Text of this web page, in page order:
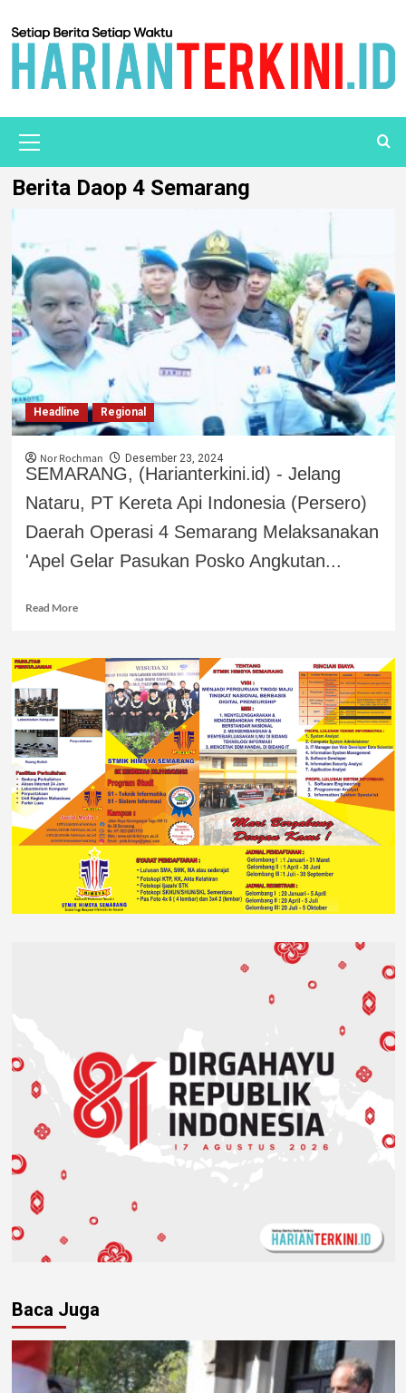
Berita Daop 4 Semarang
Headline Regional
Nor Rochman Desember 23, 2024
SEMARANG, (Harianterkini.id) - Jelang
Nataru, PT Kereta Api Indonesia (Persero)
Daerah Operasi 4 Semarang Melaksanakan
'Apel Gelar Pasukan Posko Angkutan...
Read More
Baca Juga